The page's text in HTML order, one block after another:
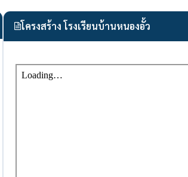
โครงสร้าง โรงเรียนบ้านหนองอั้ว